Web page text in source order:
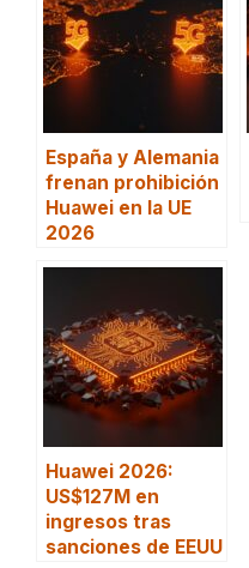
España y Alemania
frenan prohibición
Huawei en la UE
2026
Huawei 2026:
US$127M en
ingresos tras
sanciones de EEUU